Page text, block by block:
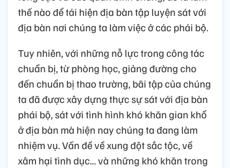
thế nào để tái hiện địa bàn tập luyện sát với
địa bàn nơi chúng ta làm việc ở các phái bộ.
Tuy nhiên, với những nỗ lực trong công tác
chuẩn bị, từ phòng học, giảng đường cho
đến chuẩn bị thao trường, bãi tập của chúng
ta đã được xây dựng thực sự sát với địa bàn
phái bộ, sát với tình hình khó khăn gian khổ
ở địa bàn mà hiện nay chúng ta đang làm
nhiệm vụ. Vấn đề về xung đột sắc tộc, về
xâm hại tình dục... và những khó khăn trong